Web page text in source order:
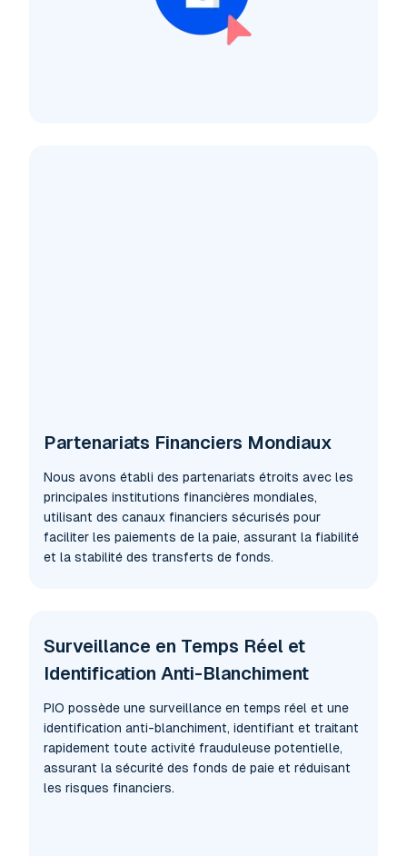
Partenariats Financiers Mondiaux
Nous avons établi des partenariats étroits avec les
principales institutions financières mondiales,
utilisant des canaux financiers sécurisés pour
faciliter les paiements de la paie, assurant la fiabilité
et la stabilité des transferts de fonds.
Surveillance en Temps Réel et
Identification Anti-Blanchiment
PIO possède une surveillance en temps réel et une
identification anti-blanchiment, identifiant et traitant
rapidement toute activité frauduleuse potentielle,
assurant la sécurité des fonds de paie et réduisant
les risques financiers.